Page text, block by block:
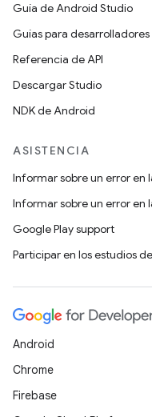
Guía de Android Studio
Guías para desarrolladores
Referencia de API
Descargar Studio
NDK de Android
ASISTENCIA
Informar sobre un error en
Informar sobre un error en
Google Play support
Participar en los estudios
Android
Chrome
Firebase